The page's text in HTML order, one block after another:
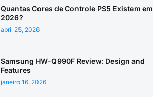
Quantas Cores de Controle PS5 Existem em
2026?
abril 25, 2026
Samsung HW-Q990F Review: Design and
Features
janeiro 16, 2026